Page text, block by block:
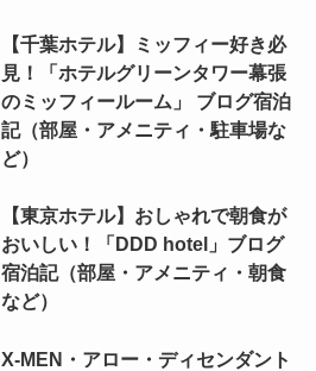
【千葉ホテル】ミッフィー好き必
見！「ホテルグリーンタワー幕張
のミッフィールーム」 ブログ宿泊
記（部屋・アメニティ・駐車場な
ど）
【東京ホテル】おしゃれで朝食が
おいしい！「DDD hotel」ブログ
宿泊記（部屋・アメニティ・朝食
など）
X-MEN・アロー・ディセンダント